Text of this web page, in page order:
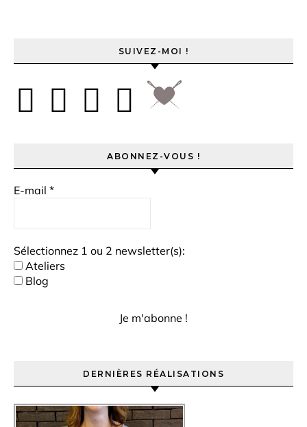
SUIVEZ-MOI !
ABONNEZ-VOUS !
E-mail *
Sélectionnez 1 ou 2 newsletter(s):
Ateliers
Blog
DERNIÈRES RÉALISATIONS